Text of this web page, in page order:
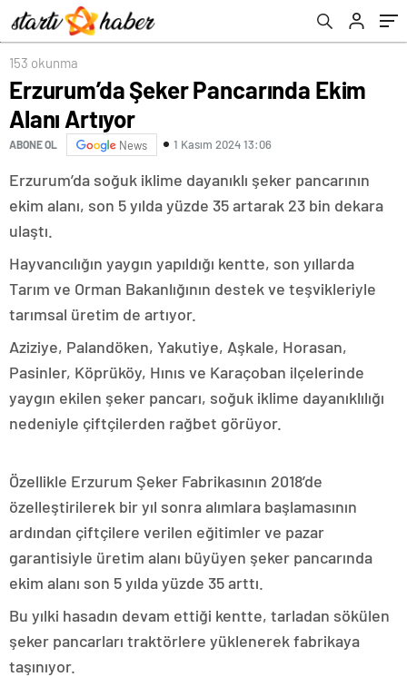
153 okunma
Erzurum’da Şeker Pancarında Ekim
Alanı Artıyor
ABONE OL News 1 Kasım 2024 13:06
Erzurum’da soğuk iklime dayanıklı şeker pancarının
ekim alanı, son 5 yılda yüzde 35 artarak 23 bin dekara
ulaştı.
Hayvancılığın yaygın yapıldığı kentte, son yıllarda
Tarım ve Orman Bakanlığının destek ve teşvikleriyle
tarımsal üretim de artıyor.
Aziziye, Palandöken, Yakutiye, Aşkale, Horasan,
Pasinler, Köprüköy, Hınıs ve Karaçoban ilçelerinde
yaygın ekilen şeker pancarı, soğuk iklime dayanıklılığı
nedeniyle çiftçilerden rağbet görüyor.
Özellikle Erzurum Şeker Fabrikasının 2018’de
özelleştirilerek bir yıl sonra alımlara başlamasının
ardından çiftçilere verilen eğitimler ve pazar
garantisiyle üretim alanı büyüyen şeker pancarında
ekim alanı son 5 yılda yüzde 35 arttı.
Bu yılki hasadın devam ettiği kentte, tarladan sökülen
şeker pancarları traktörlere yüklenerek fabrikaya
taşınıyor.